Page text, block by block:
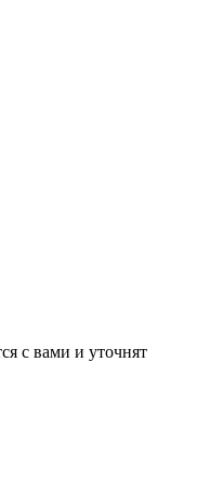
с вами и уточнят